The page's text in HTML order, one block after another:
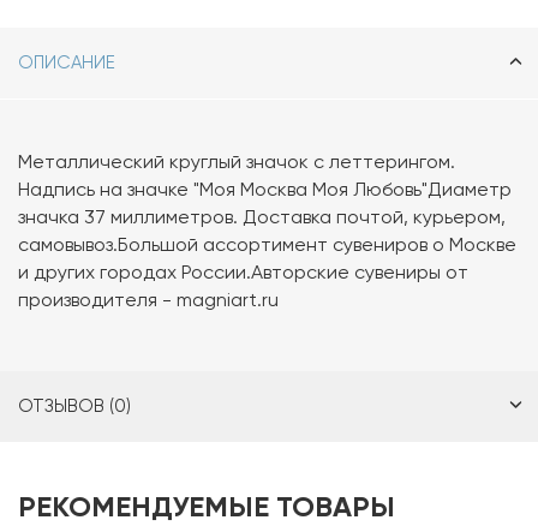
ОПИСАНИЕ
Металлический круглый значок с леттерингом.
Надпись на значке "Моя Москва Моя Любовь"Диаметр
значка 37 миллиметров. Доставка почтой, курьером,
самовывоз.Большой ассортимент сувениров о Москве
и других городах России.Авторские сувениры от
производителя - magniart.ru
ОТЗЫВОВ (0)
РЕКОМЕНДУЕМЫЕ ТОВАРЫ